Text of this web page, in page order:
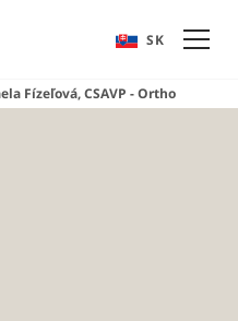
SK
Fízeľová, CSAVP - Ortho